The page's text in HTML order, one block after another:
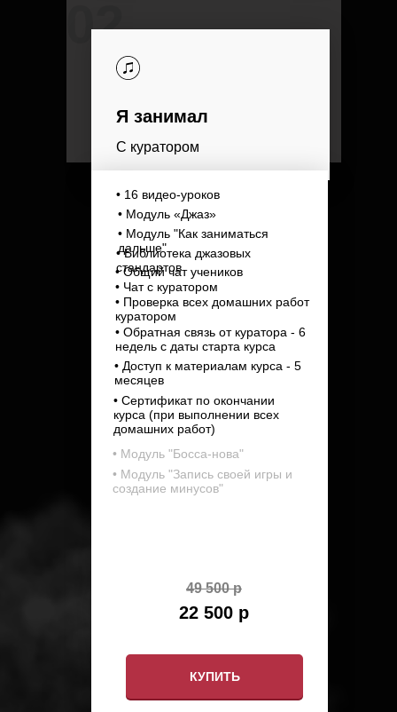
02
Я занимал
С куратором
• 16 видео-уроков
• Модуль «Джаз»
• Модуль "Как заниматься
дальше"
• Библиотека джазовых
стандартов
• Общий чат учеников
• Чат с куратором
• Проверка всех домашних работ
куратором
• Обратная связь от куратора - 6
недель с даты старта курса
• Доступ к материалам курса - 5
месяцев
• Сертификат по окончании
курса (при выполнении всех
домашних работ)
• Модуль "Босса-нова"
• Модуль "Запись своей игры и
создание минусов"
22 500 р
49 500 р
КУПИТЬ